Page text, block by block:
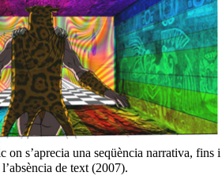
on s’aprecia una seqüència narrativa, fins i
de text (2007).